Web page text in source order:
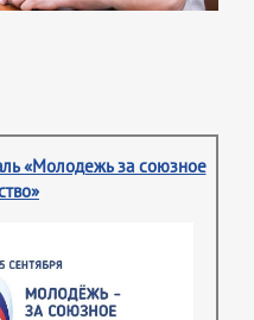
«Молодежь за союзное